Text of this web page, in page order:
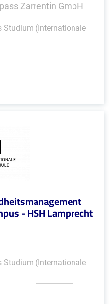
Zarrentin GmbH
Studium (Internationale
- HSH Lamprecht
Studium (Internationale